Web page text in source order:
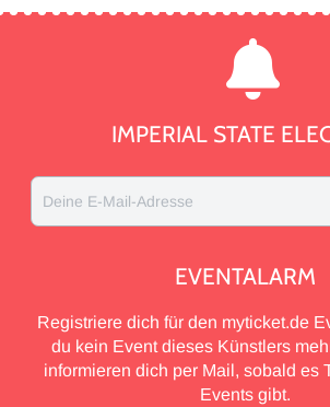
IMPERIAL STATE
Deine E-Mail-Adresse
EVENTALARM
Registriere dich für den myticket.de
du kein Event dieses Künstlers
informieren dich per Mail, sobald es
Events gibt.